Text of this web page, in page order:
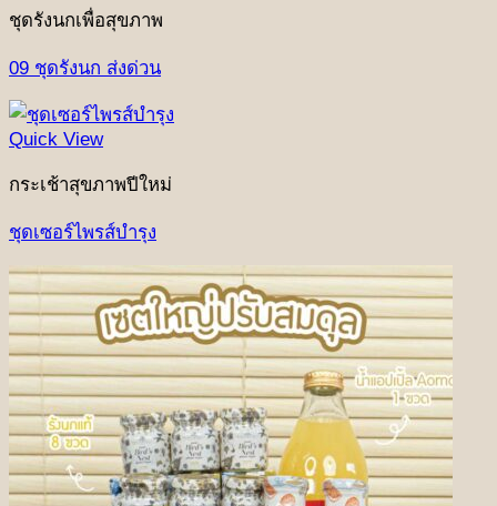
ชุดรังนกเพื่อสุขภาพ
09 ชุดรังนก ส่งด่วน
Quick View
กระเช้าสุขภาพปีใหม่
ชุดเซอร์ไพรส์บำรุง